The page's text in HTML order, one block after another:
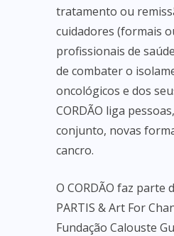
tratamento ou
cuidadores (formais
profissionais de
de combater o
oncológicos e dos
CORDÃO liga
conjunto, novas
cancro.
O CORDÃO faz parte
PARTIS & Art For
Fundação Calouste